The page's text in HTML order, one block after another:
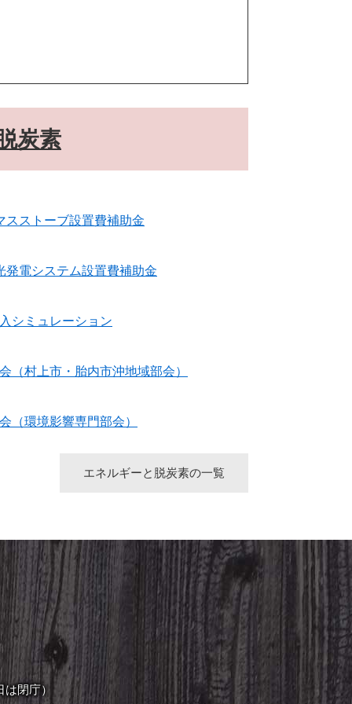
炭素
スストーブ設置費補助金
発電システム設置費補助金
シミュレーション
（村上市・胎内市沖地域部会）
（環境影響専門部会）
エネルギーと脱炭素の一覧
閉庁）